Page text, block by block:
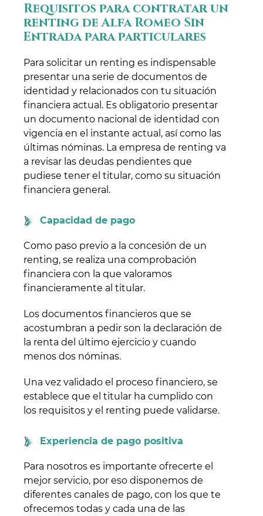
Requisitos para contratar un
renting de Alfa Romeo Sin
Entrada para particulares
Para solicitar un renting es indispensable
presentar una serie de documentos de
identidad y relacionados con tu situación
financiera actual. Es obligatorio presentar
un documento nacional de identidad con
vigencia en el instante actual, así como las
últimas nóminas. La empresa de renting va
a revisar las deudas pendientes que
pudiese tener el titular, como su situación
financiera general.
Capacidad de pago
Como paso previo a la concesión de un
renting, se realiza una comprobación
financiera con la que valoramos
financieramente al titular.
Los documentos financieros que se
acostumbran a pedir son la declaración de
la renta del último ejercicio y cuando
menos dos nóminas.
Una vez validado el proceso financiero, se
establece que el titular ha cumplido con
los requisitos y el renting puede validarse.
Experiencia de pago positiva
Para nosotros es importante ofrecerte el
mejor servicio, por eso disponemos de
diferentes canales de pago, con los que te
ofrecemos todas y cada una de las